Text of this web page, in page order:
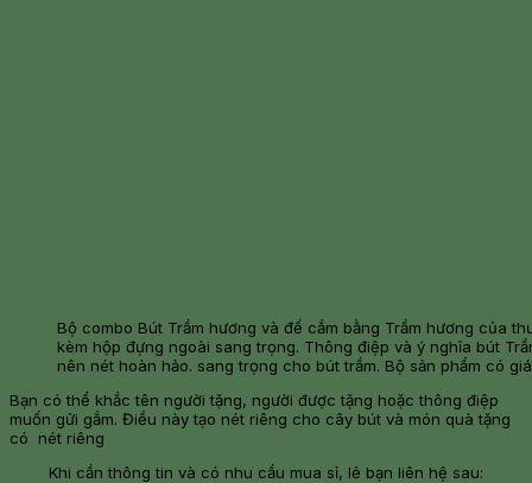
Bộ combo Bút Trầm hương và đế cắm bằng Trầm hương của
kèm hộp đựng ngoài sang trọng. Thông điệp và ý nghĩa bút
nên nét hoàn hảo. sang trọng cho bút trầm. Bộ sản phẩm có
Bạn có thể khắc tên người tặng, người được tặng hoặc thông điệp
muốn gửi gắm. Điều này tạo nét riêng cho cây bút và món quà tặng
có nét riêng
Khi cần thông tin và có nhu cầu mua sỉ, lẻ bạn liên hệ sau: